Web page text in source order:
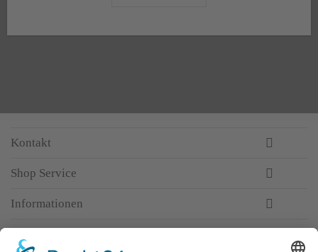
Kontakt
Shop Service
Informationen